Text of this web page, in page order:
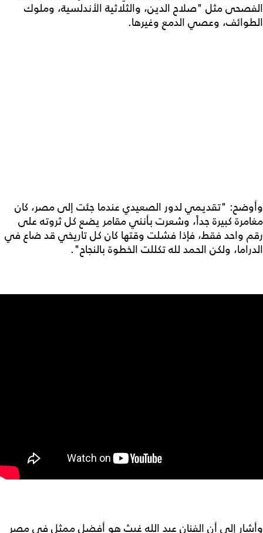
الفصحى مثل "صلاح الدين، والثلاثية الأندلسية، وملوك
الطوائف، وعصي الدمع وغيرها.
وأوضح: "تقديمي لدور الصعيدي عندما جئت إلى مصر، كان
مغامرة كبيرة جداً، وشعرت بأنني مقامر يضع كل ثروته على
رقم واحد فقط، فإذا فشلت وقتها كان كل تاريخي قد ضاع في
الدراما، ولكن الحمد لله تكللت الخطوة بالنجاح".
وأشار إلى أن الفنان عبد الله غيث هو أفضل ممثل في مصر